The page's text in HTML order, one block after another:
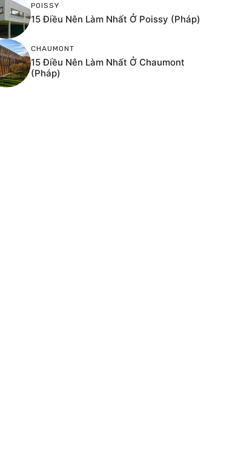
POISSY
15 Điều Nên Làm Nhất Ở Poissy (Pháp)
CHAUMONT
15 Điều Nên Làm Nhất Ở Chaumont
(Pháp)